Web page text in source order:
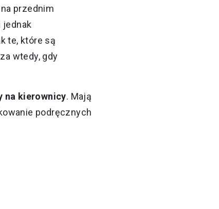
przednim
jednak
te, które są
wtedy, gdy
na kierownicy. Mają
podręcznych